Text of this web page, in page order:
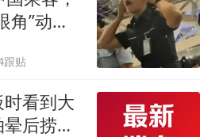
角”动
司作
诺免费
跟贴
看到大
后捞